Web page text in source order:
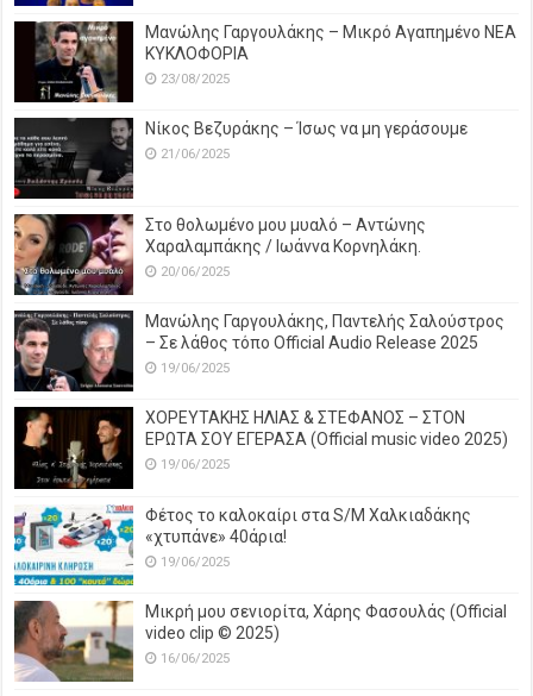
Μανώλης Γαργουλάκης – Μικρό Αγαπημένο NEΑ
ΚΥΚΛΟΦΟΡΙΑ
23/08/2025
Νίκος Βεζυράκης – Ίσως να μη γεράσουμε
21/06/2025
Στο θολωμένο μου μυαλό – Αντώνης
Χαραλαμπάκης / Ιωάννα Κορνηλάκη.
20/06/2025
Μανώλης Γαργουλάκης, Παντελής Σαλούστρος
– Σε λάθος τόπο Official Audio Release 2025
19/06/2025
ΧΟΡΕΥΤΑΚΗΣ ΗΛΙΑΣ & ΣΤΕΦΑΝΟΣ – ΣΤΟΝ
ΕΡΩΤΑ ΣΟΥ ΕΓΕΡΑΣΑ (Official music video 2025)
19/06/2025
Φέτος το καλοκαίρι στα S/M Χαλκιαδάκης
«χτυπάνε» 40άρια!
19/06/2025
Μικρή μου σενιορίτα, Χάρης Φασουλάς (Official
video clip © 2025)
16/06/2025